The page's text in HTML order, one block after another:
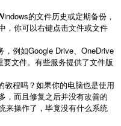
的文件历史或定期备份，
，你可以右键点击文件或文件
，例如Google Drive、 OneDrive
文件。有些服务提供了文件版
教程吗？如果你的电脑也是使用
，而且修复之后并没有改善的
来操作了，毕竟没有什么系统